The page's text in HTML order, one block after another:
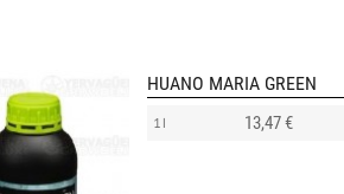
HUANO MARIA GREEN
1 l 13,47 €